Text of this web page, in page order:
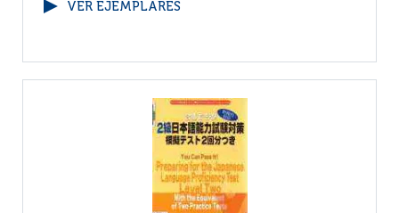
VER EJEMPLARES